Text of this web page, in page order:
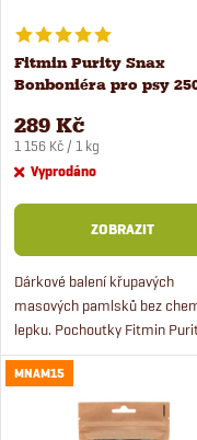
í
p
r
o
d
u
k
s
p
r
o
d
u
k
Fitmin Purity Snax
Bonboniéra pro psy
289 Kč
Měrná
cena:
1 156 Kč / 1 kg
Vyprodáno
ZOBRAZIT
Dárkové balení křupavých
masových pamlsků bez
lepku. Pochoutky Fitmin
Snax ve stylové bonboniéře
psy.
MNAM15